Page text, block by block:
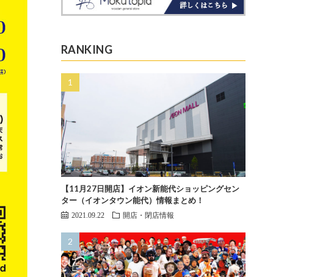
RANKING
【11月27日開店】イオン新能代ショッピングセン
ター（イオンタウン能代）情報まとめ！
2021.09.22 開店・閉店情報